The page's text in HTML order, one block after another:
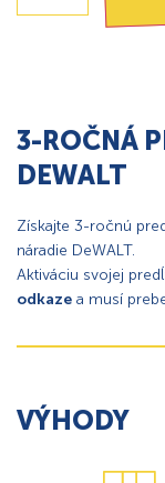
3-ROČNÁ
DEWALT
Získajte 3-ročnú
náradie DeWALT.
Aktiváciu svojej
odkaze a musí
VÝHODY